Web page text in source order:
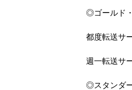
◎ゴールド
都度転送サ
週一転送サ
◎スタンダ